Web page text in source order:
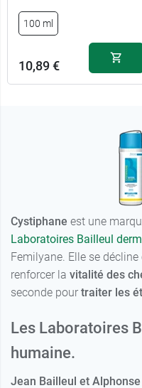
100 ml
10,89 €
Cystiphane est une
Laboratoires Bailleul
Femilyane. Elle se
renforcer la vitalité des
seconde pour traiter les
Les Laboratoires
humaine.
Jean Bailleul et